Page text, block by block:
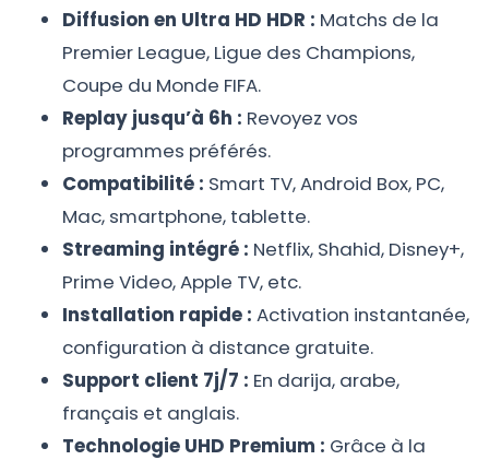
Diffusion en Ultra HD HDR : Matchs de la
Premier League, Ligue des Champions,
Coupe du Monde FIFA.
Replay jusqu’à 6h : Revoyez vos
programmes préférés.
Compatibilité : Smart TV, Android Box, PC,
Mac, smartphone, tablette.
Streaming intégré : Netflix, Shahid, Disney+,
Prime Video, Apple TV, etc.
Installation rapide : Activation instantanée,
configuration à distance gratuite.
Support client 7j/7 : En darija, arabe,
français et anglais.
Technologie UHD Premium : Grâce à la